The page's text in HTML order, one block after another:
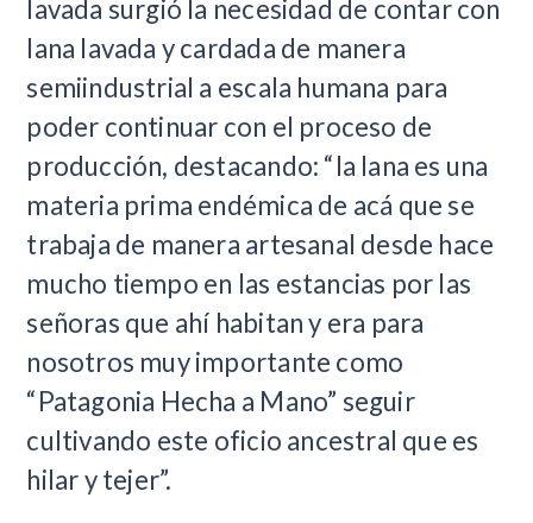
lavada surgió la necesidad de contar con
lana lavada y cardada de manera
semiindustrial a escala humana para
poder continuar con el proceso de
producción, destacando: “la lana es una
materia prima endémica de acá que se
trabaja de manera artesanal desde hace
mucho tiempo en las estancias por las
señoras que ahí habitan y era para
nosotros muy importante como
“Patagonia Hecha a Mano” seguir
cultivando este oficio ancestral que es
hilar y tejer”.